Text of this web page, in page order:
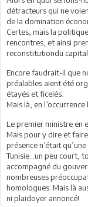
détracteurs qui ne
de la domination
Certes, mais la
rencontres, et ainsi
reconstitutiondu
Encore faudrait-il que
préalables aient été
étayés et ficelés.
Mais là, en
Le premier ministre en
Mais pour y dire et faire
présence n’était
Tunisie…un peu court,
accompagné du
nombreuses
homologues. Mais là
ni plaidoyer annoncé!